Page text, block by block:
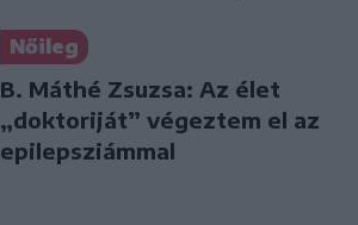
Nőileg
B. Máthé Zsuzsa: Az élet
„doktoriját” végeztem el az
epilepsziámmal